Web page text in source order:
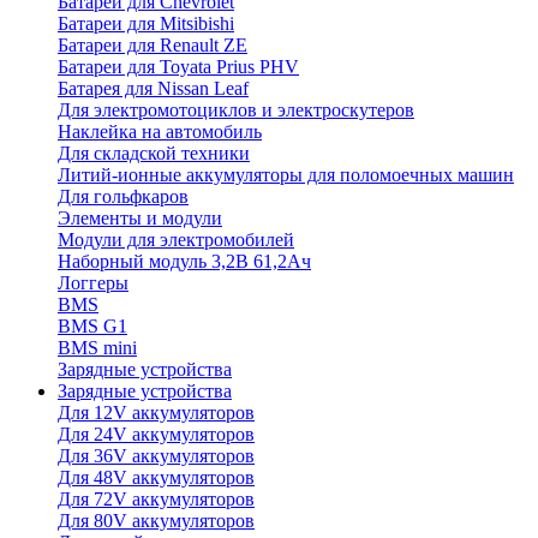
Батареи для Mitsibishi
Батареи для Renault ZE
Батареи для Toyata Prius PHV
Батарея для Nissan Leaf
Для электромотоциклов и электроскутеров
Наклейка на автомобиль
Для складской техники
Литий-ионные аккумуляторы для поломоечных машин
Для гольфкаров
Элементы и модули
Модули для электромобилей
Наборный модуль 3,2В 61,2Ач
Логгеры
BMS
BMS G1
BMS mini
Зарядные устройства
Зарядные устройства
Для 12V аккумуляторов
Для 24V аккумуляторов
Для 36V аккумуляторов
Для 48V аккумуляторов
Для 72V аккумуляторов
Для 80V аккумуляторов